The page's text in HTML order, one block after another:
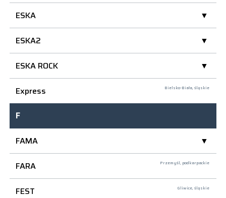
ESKA
ESKA2
ESKA ROCK
Express
Bielsko-Biała, śląskie
F
FAMA
FARA
Przemyśl, podkarpackie
FEST Gliwice, śląskie